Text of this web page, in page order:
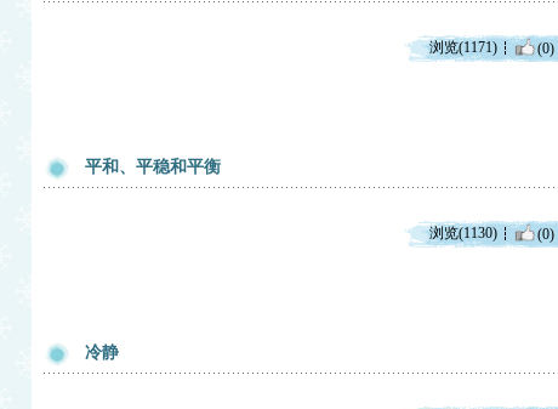
浏览(1171) (0)
平和、平稳和平衡
浏览(1130) (0)
冷静